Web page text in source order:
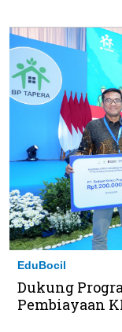
EduBocil
Dukung
Pembiayaan